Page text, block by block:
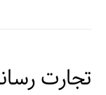
تجارت